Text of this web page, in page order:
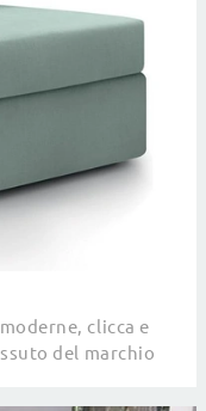
clicca e
del marchio